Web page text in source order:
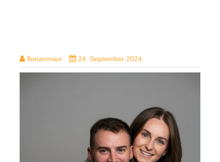
florianmaur 24. September 2024